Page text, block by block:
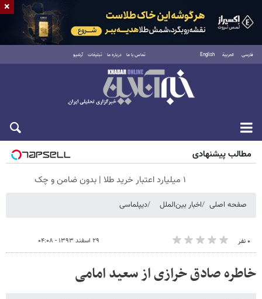
فارسی العربية English تماس با ما درباره ما تبلیغات آرشیو
شنبه ۱۷ مرداد ۱۴۰۵
مطالب پیشنهادی
۱ میلیارد اعتبار خرید طلا | بدون ضامن و چک
صفحه اصلی اخبار بین‌الملل دیپلماسی
۰ نفر ۲۹ اسفند ۱۳۹۳ - ۰۴:۰۸
خاطره صادق خرازی از سعید امامی
×